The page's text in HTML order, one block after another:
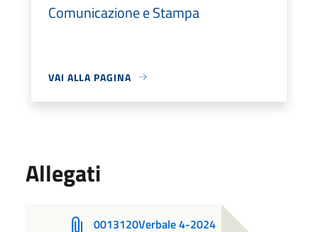
Comunicazione e Stampa
VAI ALLA PAGINA
Allegati
0013120Verbale 4-2024